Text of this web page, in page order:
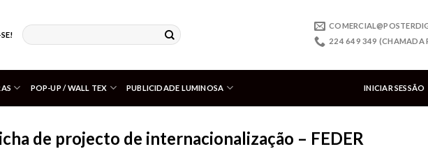
224 649 349 (CHAMADA
POP-UP / WALL TEX PUBLICIDADE LUMINOSA INICIAR SESSÃO
de projecto de internacionalização – FEDER